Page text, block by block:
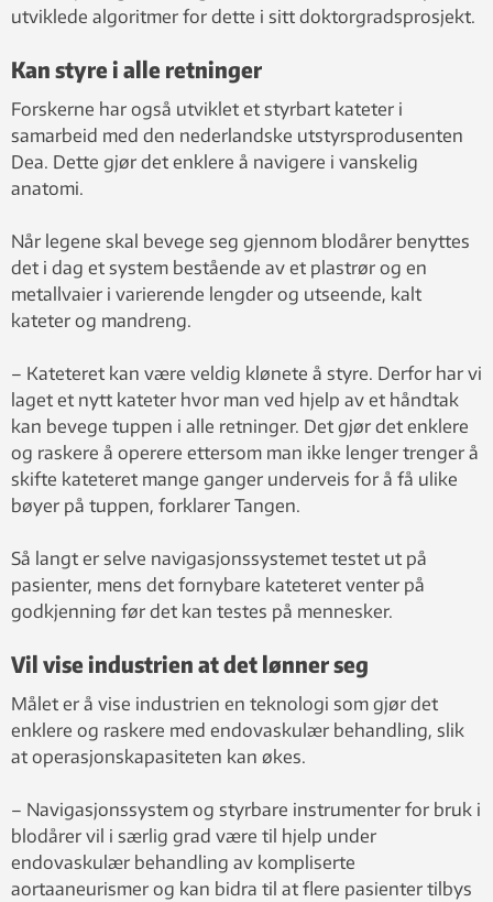
utviklede algoritmer for dette i sitt doktorgradsprosjekt.
Kan styre i alle retninger
Forskerne har også utviklet et styrbart kateter i
samarbeid med den nederlandske utstyrsprodusenten
Dea. Dette gjør det enklere å navigere i vanskelig
anatomi.
Når legene skal bevege seg gjennom blodårer benyttes
det i dag et system bestående av et plastrør og en
metallvaier i varierende lengder og utseende, kalt
kateter og mandreng.
– Kateteret kan være veldig klønete å styre. Derfor har vi
laget et nytt kateter hvor man ved hjelp av et håndtak
kan bevege tuppen i alle retninger. Det gjør det enklere
og raskere å operere ettersom man ikke lenger trenger å
skifte kateteret mange ganger underveis for å få ulike
bøyer på tuppen, forklarer Tangen.
Så langt er selve navigasjonssystemet testet ut på
pasienter, mens det fornybare kateteret venter på
godkjenning før det kan testes på mennesker.
Vil vise industrien at det lønner seg
Målet er å vise industrien en teknologi som gjør det
enklere og raskere med endovaskulær behandling, slik
at operasjonskapasiteten kan økes.
– Navigasjonssystem og styrbare instrumenter for bruk i
blodårer vil i særlig grad være til hjelp under
endovaskulær behandling av kompliserte
aortaaneurismer og kan bidra til at flere pasienter tilbys